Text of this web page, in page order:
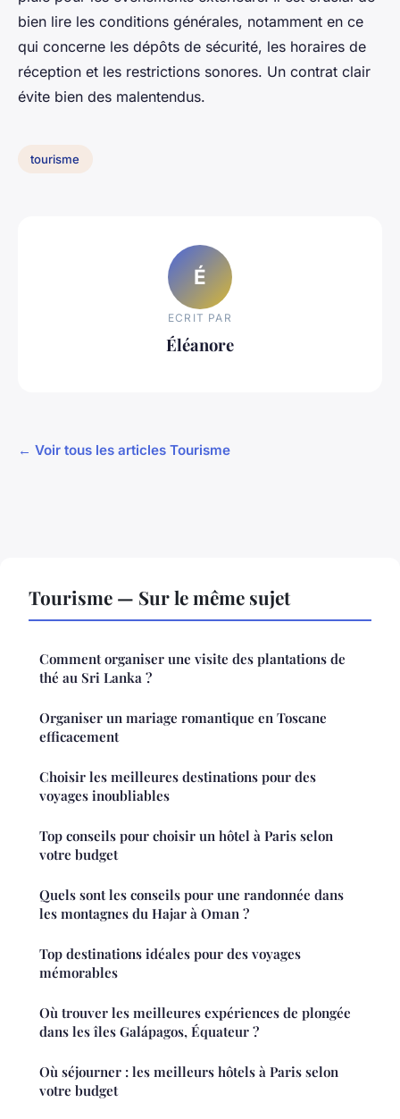
bien lire les conditions générales, notamment en ce
qui concerne les dépôts de sécurité, les horaires de
réception et les restrictions sonores. Un contrat clair
évite bien des malentendus.
tourisme
É
ECRIT PAR
Éléanore
← Voir tous les articles Tourisme
Tourisme — Sur le même sujet
Comment organiser une visite des plantations de
thé au Sri Lanka ?
Organiser un mariage romantique en Toscane
efficacement
Choisir les meilleures destinations pour des
voyages inoubliables
Top conseils pour choisir un hôtel à Paris selon
votre budget
Quels sont les conseils pour une randonnée dans
les montagnes du Hajar à Oman ?
Top destinations idéales pour des voyages
mémorables
Où trouver les meilleures expériences de plongée
dans les îles Galápagos, Équateur ?
Où séjourner : les meilleurs hôtels à Paris selon
votre budget